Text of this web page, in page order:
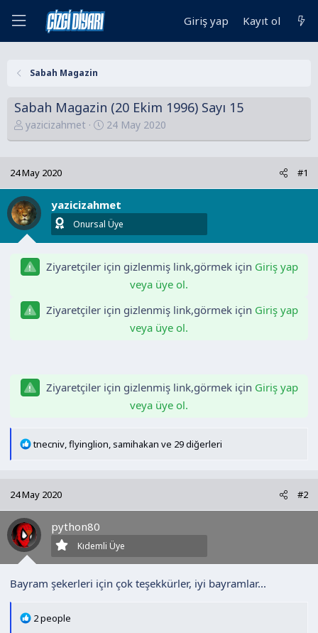
Giriş yap Kayıt ol
Sabah Magazin
Sabah Magazin (20 Ekim 1996) Sayı 15
K
o
u
y
u
B
a
l
a
a
yazicizahmet
B
a
a
n
g
ı
t
i
24 May 2020
24 May 2020 #1
yazicizahmet
Onursal Üye
Ziyaretçiler için gizlenmiş link,görmek için Giriş yap
veya üye ol.
Ziyaretçiler için gizlenmiş link,görmek için Giriş yap
veya üye ol.
Ziyaretçiler için gizlenmiş link,görmek için Giriş yap
veya üye ol.
T
i
l
e
r
tnecniv flyinglion samihakan ve 29 diğerleri
24 May 2020 #2
python80
Kıdemli Üye
Bayram şekerleri için çok teşekkürler, iyi bayramlar...
T
2 people